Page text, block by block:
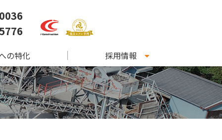
の特化 採用情報